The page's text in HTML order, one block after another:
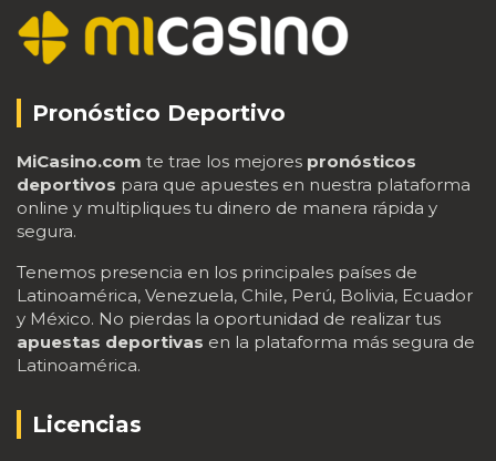
Pronóstico Deportivo
MiCasino.com te trae los mejores pronósticos
deportivos para que apuestes en nuestra plataforma
online y multipliques tu dinero de manera rápida y
segura.
Tenemos presencia en los principales países de
Latinoamérica, Venezuela, Chile, Perú, Bolivia, Ecuador
y México. No pierdas la oportunidad de realizar tus
apuestas deportivas en la plataforma más segura de
Latinoamérica.
Licencias